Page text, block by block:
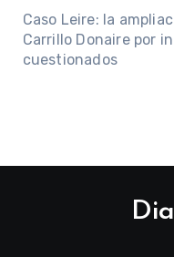
Caso Leire: la
Carrillo Donaire por
cuestionados